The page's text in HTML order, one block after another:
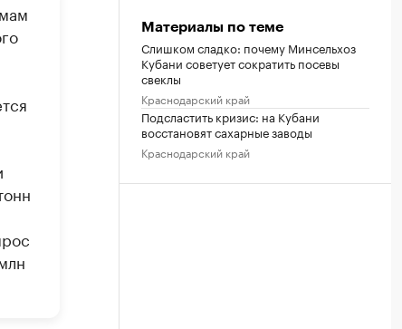
Материалы по теме
Слишком сладко: почему Минсельхоз
Кубани советует сократить посевы
свеклы
Краснодарский край
Подсластить кризис: на Кубани
восстановят сахарные заводы
Краснодарский край